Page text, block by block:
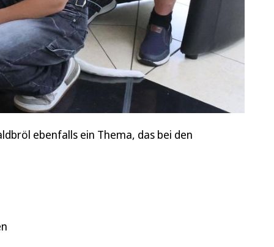
ebenfalls ein Thema, das bei den